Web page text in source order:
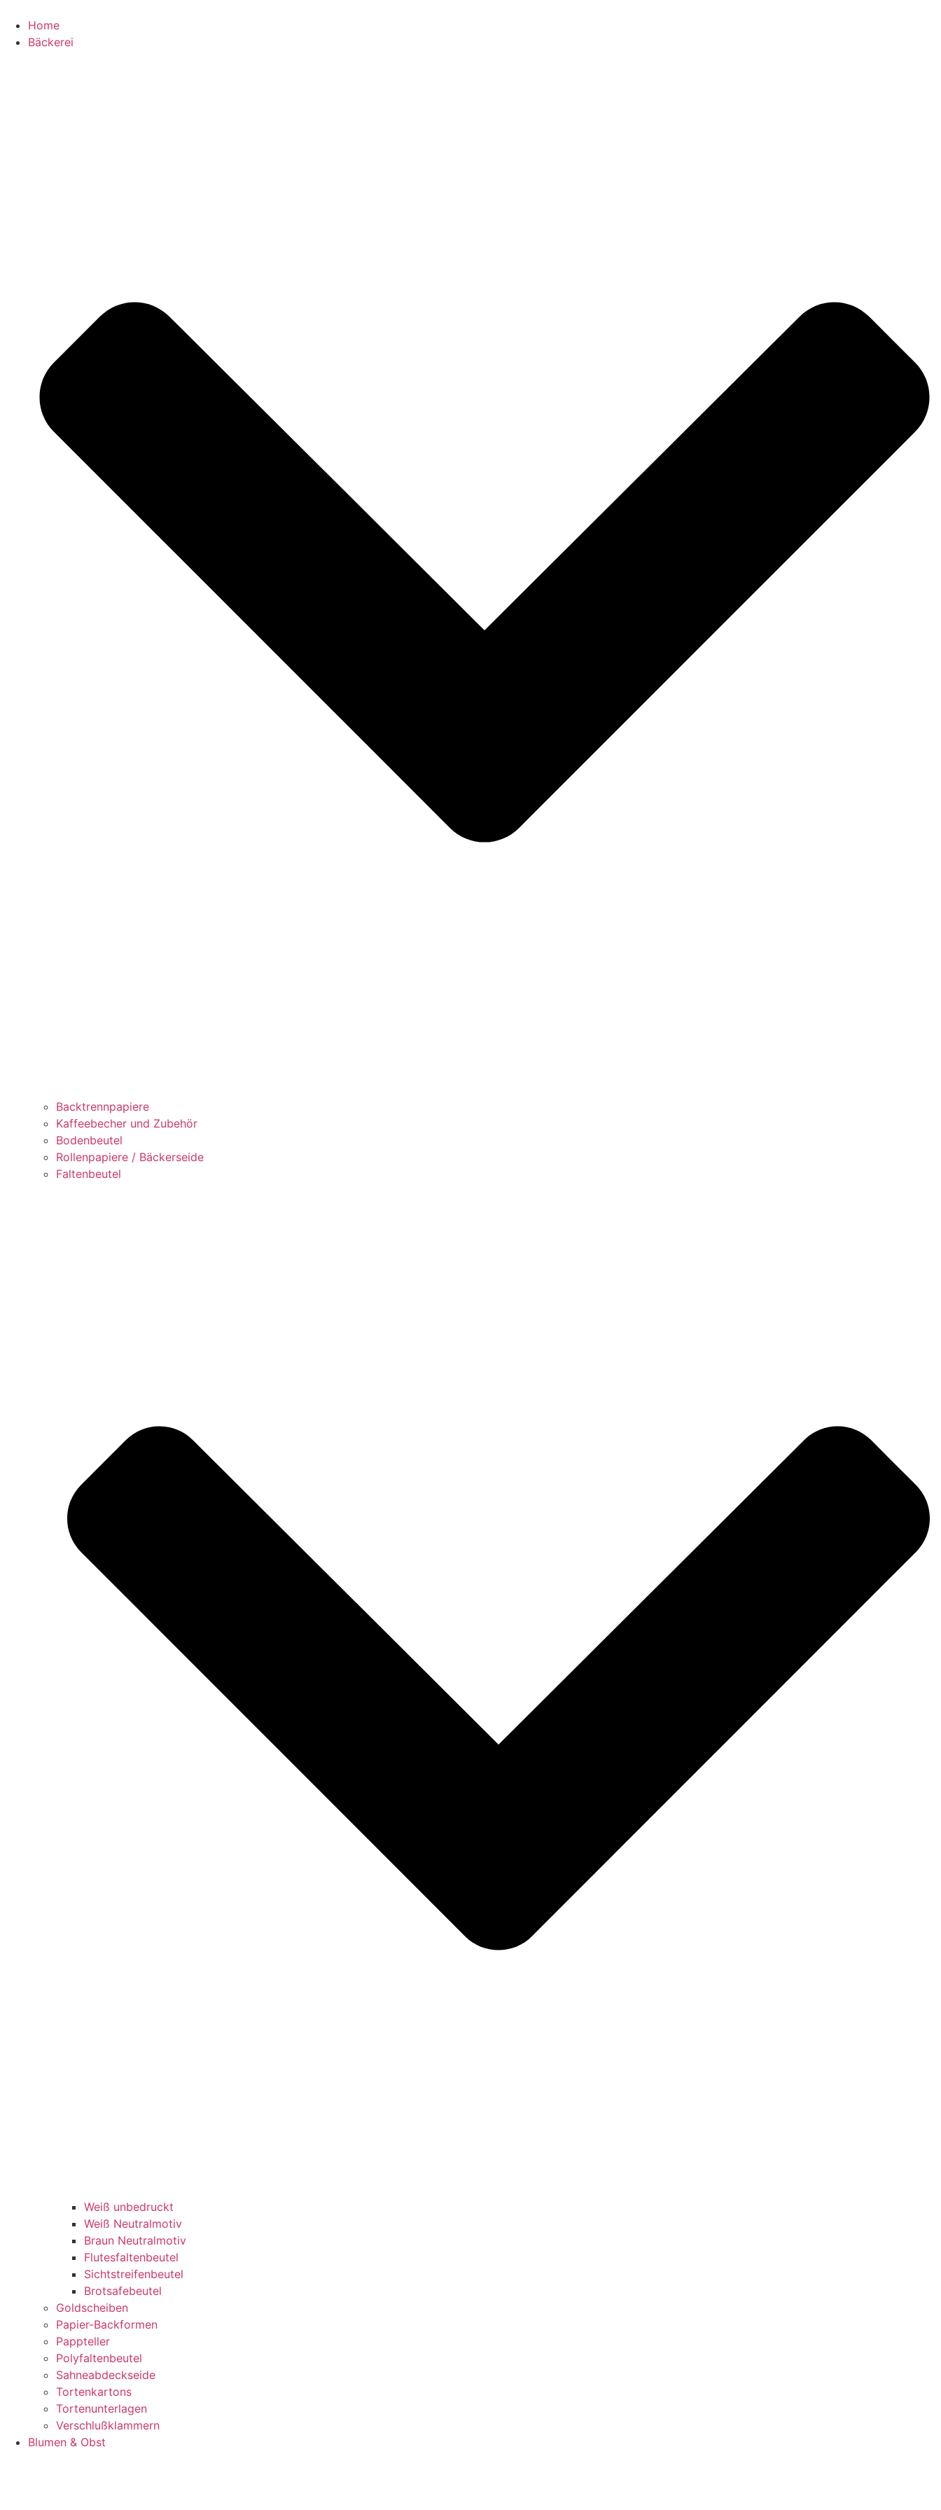
Inhalt
springen
Home
Bäckerei
Backtrennpapiere
Kaffeebecher und Zubehör
Bodenbeutel
Rollenpapiere / Bäckerseide
Faltenbeutel
Weiß unbedruckt
Weiß Neutralmotiv
Braun Neutralmotiv
Flutesfaltenbeutel
Sichtstreifenbeutel
Brotsafebeutel
Goldscheiben
Papier-Backformen
Pappteller
Polyfaltenbeutel
Sahneabdeckseide
Tortenkartons
Tortenunterlagen
Verschlußklammern
Blumen & Obst